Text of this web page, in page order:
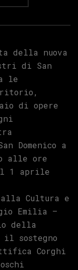
della nuova
di San
le
di opere
Domenico a
alle ore
1 aprile
alla Cultura e
Emilia –
della
il sostegno
Corghi